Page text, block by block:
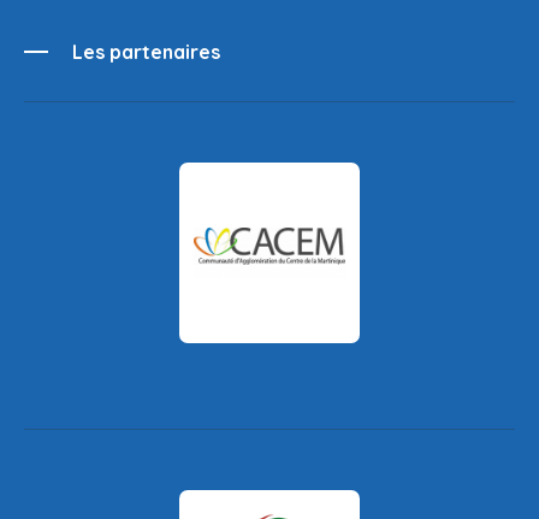
Les partenaires